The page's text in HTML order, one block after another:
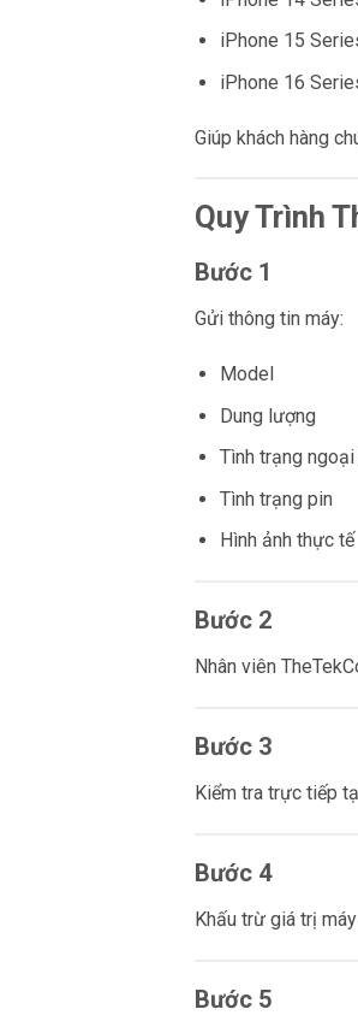
iPhone 15
iPhone 16
Giúp khách hàng
Quy Trình
Bước 1
Gửi thông tin máy:
Model
Dung lượng
Tình trạng ngoại
Tình trạng pin
Hình ảnh thực tế
Bước 2
Nhân viên
Bước 3
Kiểm tra trực tiếp
Bước 4
Khấu trừ giá trị
Bước 5